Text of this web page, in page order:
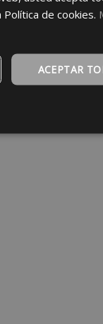
de cookies.
ACEPTAR